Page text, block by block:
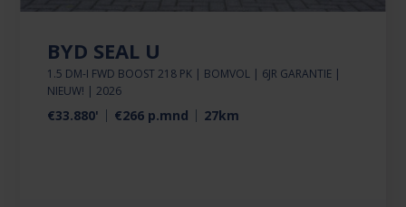
BYD SEAL U
1.5 DM-I FWD BOOST 218 PK | BOMVOL | 6JR GARANTIE |
NIEUW! | 2026
€33.880' €266 p.mnd 27km